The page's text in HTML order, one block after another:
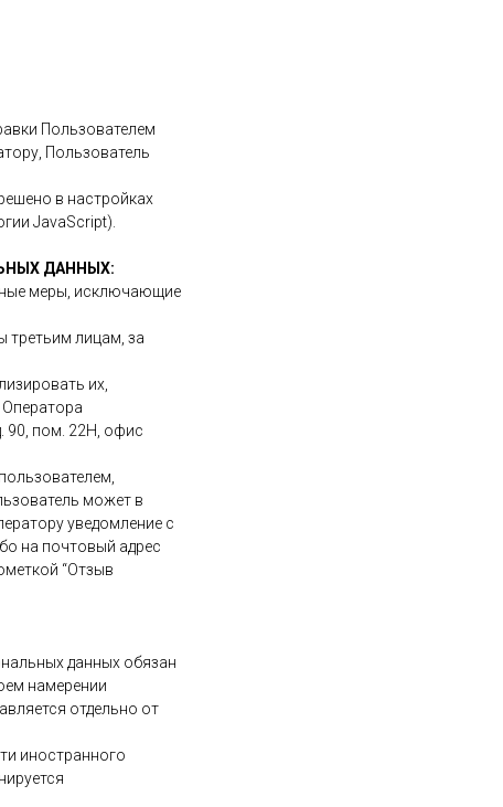
Пользователем
Пользователь
в настройках
JavaScript).
ДАННЫХ:
меры, исключающие
третьим лицам, за
их,
90, пом. 22Н, офис
может в
уведомление с
на почтовый адрес
“Отзыв
данных обязан
намерении
отдельно от
иностранного